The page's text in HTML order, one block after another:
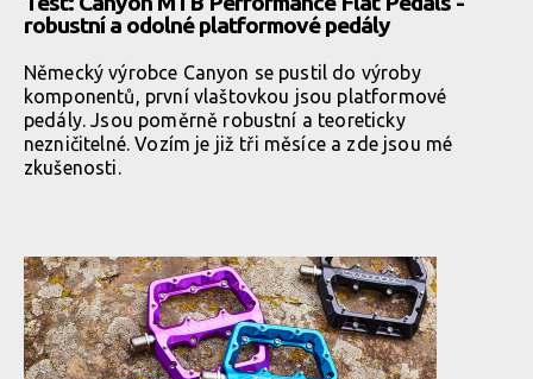
robustní a odolné platformové pedály
Německý výrobce Canyon se pustil do výroby
komponentů, první vlaštovkou jsou platformové
pedály. Jsou poměrně robustní a teoreticky
nezničitelné. Vozím je již tři měsíce a zde jsou mé
zkušenosti.